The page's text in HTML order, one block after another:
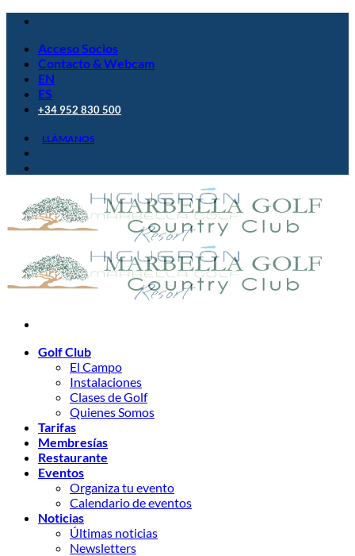
Saltar
contenidoAcceso Socios
Contacto & Webcam
EN
ES
+34 952 830 500
LLÁMANOS
Golf Club
El Campo
Instalaciones
Clases de Golf
Quienes Somos
Tarifas
Membresías
Restaurante
Eventos
Organiza tu evento
Calendario de eventos
Noticias
Últimas noticias
Newsletters